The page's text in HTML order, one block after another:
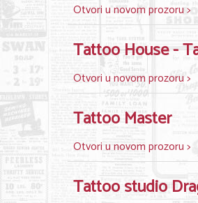
Otvori u novom prozoru >
Tattoo House -
Otvori u novom prozoru >
Tattoo Master
Otvori u novom prozoru >
Tattoo studio